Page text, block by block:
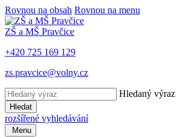
Rovnou na obsah Rovnou na menu
ZŠ a MŠ Pravčice
+420 725 169 129
zs.pravcice@volny.cz
Hledaný výraz
Hledat
rozšířené vyhledávání
Menu